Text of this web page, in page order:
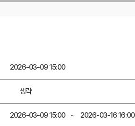
2026-03-09 15:00
생략
2026-03-09 15:00 ~ 2026-03-16 16:00